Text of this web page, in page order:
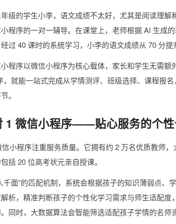
级的学生小李，语文成绩不太好，尤其是阅读理解
程序的一对一辅导。在课堂上，老师根据 AI 生成
过 40 课时的系统学习，小李的语文成绩从 70 分提
程序以微信小程序为核心载体，家长和学生无需额
，就能一站式完成从学情测评、班级选择、课程报
。
1 微信小程序——贴心服务的个
小程序注重服务质量。它拥有约 2 万名优质教师
括 20 位高考状元亲自授课。
千面”的匹配机制，系统会根据孩子的知识薄弱点、
析，精准判断孩子的个性化学习需求与师生适配度
同时，大数据算法会智能筛选适配孩子学情的名师